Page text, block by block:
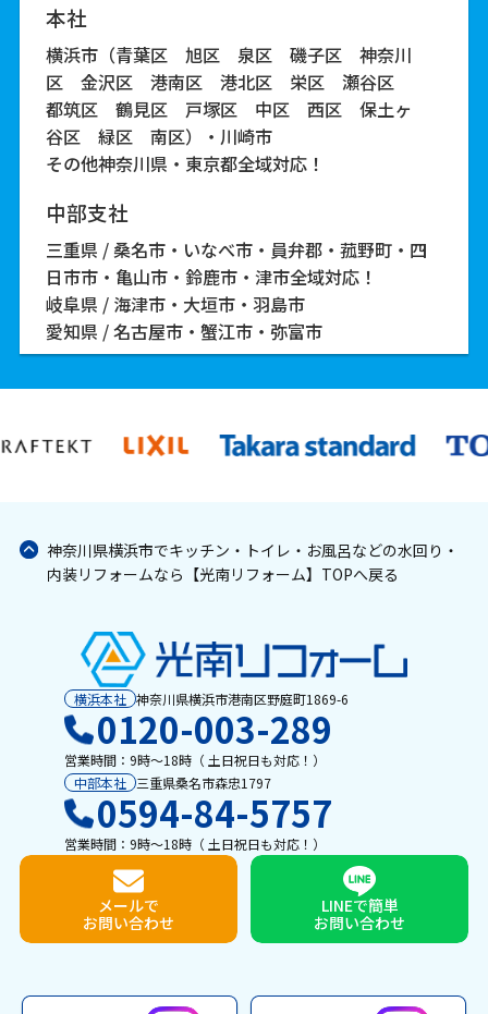
本社
横浜市（青葉区 旭区 泉区 磯子区 神奈川
区 金沢区 港南区 港北区 栄区 瀬谷区
都筑区 鶴見区 戸塚区 中区 西区 保土ヶ
谷区 緑区 南区）・川崎市
その他神奈川県・東京都全域対応！
中部支社
三重県 / 桑名市・いなべ市・員弁郡・菰野町・四
日市市・亀山市・鈴鹿市・津市全域対応！
岐阜県 / 海津市・大垣市・羽島市
愛知県 / 名古屋市・蟹江市・弥富市
神奈川県横浜市でキッチン・トイレ・お風呂などの水回り・
内装リフォームなら【光南リフォーム】TOPへ戻る
横浜本社 神奈川県横浜市港南区野庭町1869-6
0120-003-289
営業時間：9時〜18時（ 土日祝日も対応！）
中部本社 三重県桑名市森忠1797
0594-84-5757
営業時間：9時〜18時（ 土日祝日も対応！）
メールで
お問い合わせ
LINEで簡単
お問い合わせ